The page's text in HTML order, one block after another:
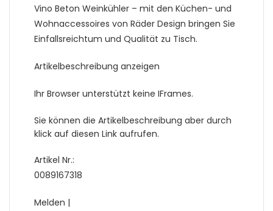
Vino Beton Weinkühler – mit den Küchen- und
Wohnaccessoires von Räder Design bringen Sie
Einfallsreichtum und Qualität zu Tisch.
Artikelbeschreibung anzeigen
Ihr Browser unterstützt keine IFrames.
Sie können die Artikelbeschreibung aber durch
klick auf diesen Link aufrufen.
Artikel Nr.:
0089167318
Melden |